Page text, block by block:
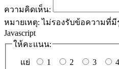
ความคิดเห็น:
หมายเหตุ: ไม่รองรับข้อความที่มี
Javascript
ให้คะแนน:
แย่ 1 2 3 4